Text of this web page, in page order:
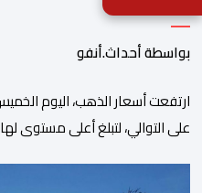
بواسطة أحداث.أنفو
على التوالي، لتبلغ أعلى مستوى